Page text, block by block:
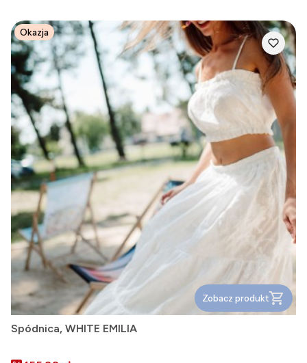
Okazja
Zobacz produkt
Spódnica, WHITE EMILIA